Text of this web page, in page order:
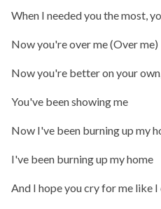
When I needed you the most,
Now you're over me (Over me)
Now you're better on your
You've been showing me
Now I've been burning up my
I've been burning up my home
And I hope you cry for me like